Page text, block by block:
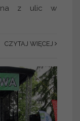
z ulic w
CZYTAJ WIĘCEJ